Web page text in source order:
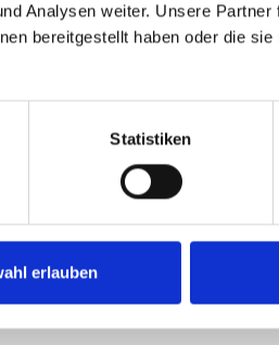
Analysen weiter. Unsere Partner
bereitgestellt haben oder die
Statistiken
erlauben
bei Trainern,